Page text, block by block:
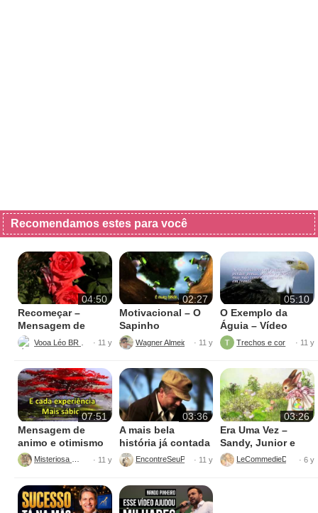
Recomendamos estes para você
04:50
Recomeçar –
Mensagem de
Reflexão
· 11 y
02:27
Motivacional – O
Sapinho
Wagner Almeida Müller
· 11 y
05:10
O Exemplo da
Águia – Vídeo
motivacional
· 11 y
07:51
Mensagem de
animo e otimismo
Misteriosa Ro · 11 y
03:36
A mais bela
história já contada
em 3 Minutos…Um
Exemplo!
EncontreSeuProposito
· 11 y
03:26
Era Uma Vez –
Sandy, Junior e
Toquinho
LeCommedieDellArte
· 6 y